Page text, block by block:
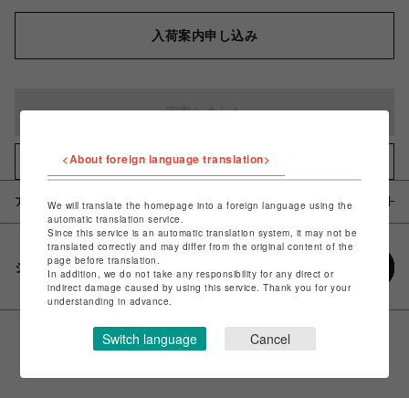
入荷案内申し込み
完売しました
お気に入りアイテムに追加
アイテム説明 / 素材
シェアする
<About foreign language translation>
We will translate the homepage into a foreign language using the
automatic translation service.
Since this service is an automatic translation system, it may not be
translated correctly and may differ from the original content of the
page before translation.
In addition, we do not take any responsibility for any direct or
indirect damage caused by using this service. Thank you for your
understanding in advance.
Switch language Cancel